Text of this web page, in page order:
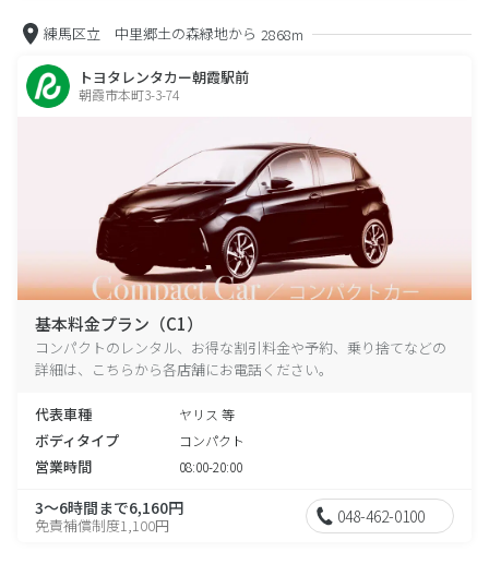
練馬区立 中里郷土の森緑地から 2868m
トヨタレンタカー朝霞駅前
朝霞市本町3-3-74
基本料金プラン（C1）
コンパクトのレンタル、お得な割引料金や予約、乗り捨てなどの
詳細は、こちらから各店舗にお電話ください。
代表車種 ヤリス 等
ボディタイプ コンパクト
営業時間 08:00-20:00
3～6時間まで6,160円
免責補償制度1,100円 048-462-0100